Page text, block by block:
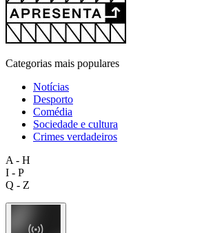
Categorias mais populares
Notícias
Desporto
Comédia
Sociedade e cultura
Crimes verdadeiros
A - H
I - P
Q - Z